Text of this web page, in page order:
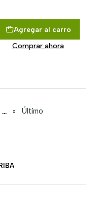
Agregar al carro
Comprar ahora
... » Último